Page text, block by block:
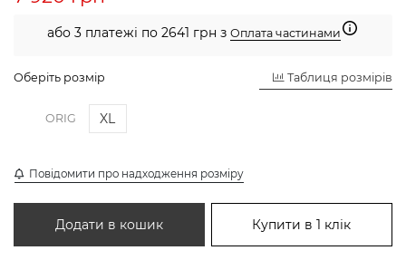
або 3 платежі по 2641 грн з Оплата частинами
Оберіть розмір Таблиця розмірів
ORIG XL
Повідомити про надходження розміру
Додати в кошик Купити в 1 клік